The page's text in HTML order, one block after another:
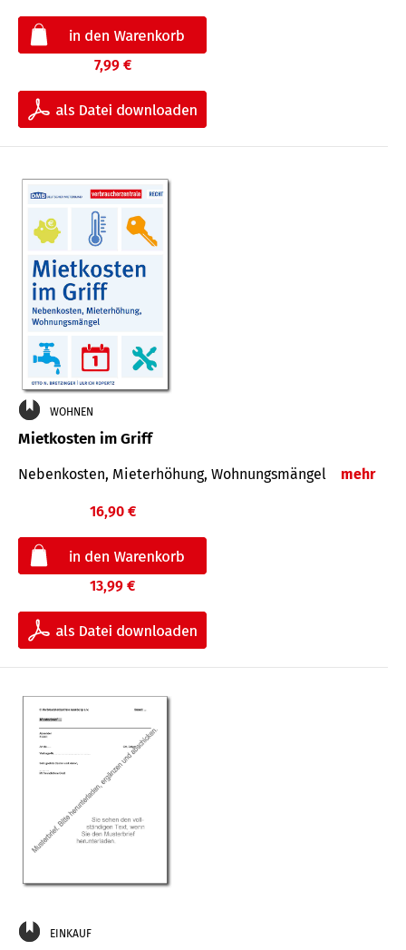
7,99 €
WOHNEN
Mietkosten im Griff
Nebenkosten, Mieterhöhung, Wohnungsmängel mehr
16,90 €
13,99 €
EINKAUF